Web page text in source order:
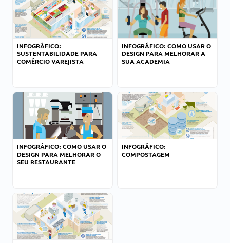
INFOGRÁFICO:
SUSTENTABILIDADE PARA
COMÉRCIO VAREJISTA
INFOGRÁFICO: COMO USAR O
DESIGN PARA MELHORAR A
SUA ACADEMIA
INFOGRÁFICO: COMO USAR O
DESIGN PARA MELHORAR O
SEU RESTAURANTE
INFOGRÁFICO:
COMPOSTAGEM